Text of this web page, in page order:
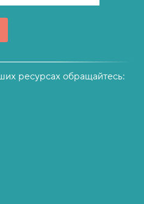
ресурсах обращайтесь: